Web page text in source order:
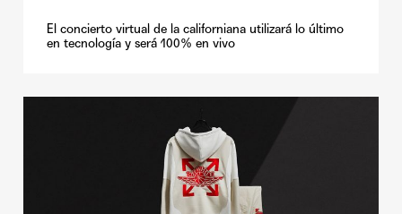
El concierto virtual de la californiana utilizará lo último
en tecnología y será 100% en vivo